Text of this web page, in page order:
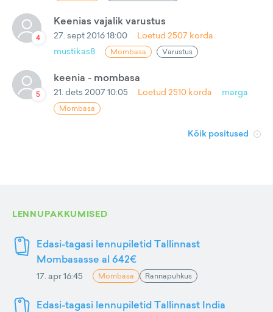
4
Keenias vajalik varustus
27. sept 2016 18:00 Loetud 2507 korda
mustikas8
Mombasa Varustus
5
keenia - mombasa
21. dets 2007 10:05 Loetud 2510 korda marga
Mombasa
Kõik positused
LENNUPAKKUMISED
Edasi-tagasi lennupiletid Tallinnast
Mombasasse al 642€
17. apr 16:45 Mombasa Rannapuhkus
Edasi-tagasi lennupiletid Tallinnast India